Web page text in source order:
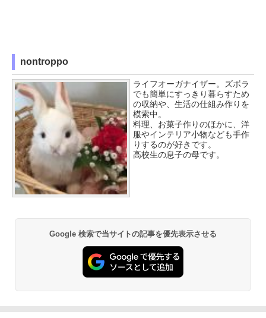
nontroppo
ライフオーガナイザー。ズボラ
でも簡単にすっきり暮らすため
の収納や、生活の仕組み作りを
模索中。
料理、お菓子作りのほかに、洋
服やインテリア小物なども手作
りするのが好きです。
高校生の息子の母です。
Google 検索で当サイトの記事を優先表示させる